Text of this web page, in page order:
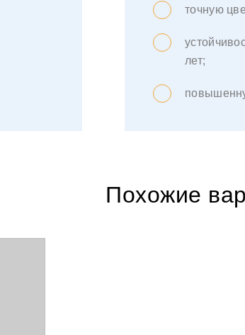
точную
лет;
Похожие